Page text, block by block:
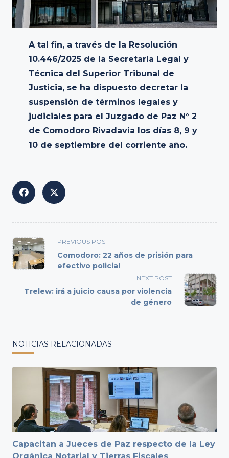
A tal fin, a través de la Resolución
10.446/2025 de la Secretaría Legal y
Técnica del Superior Tribunal de
Justicia, se ha dispuesto decretar la
suspensión de términos legales y
judiciales para el Juzgado de Paz N° 2
de Comodoro Rivadavia los días 8, 9 y
10 de septiembre del corriente año.
<span
class="nav-
subtitle
reader-
PREVIOUS POST
Comodoro: 22 años de prisión para
efectivo policial
NEXT POST
Trelew: irá a juicio causa por violencia
de género
NOTICIAS RELACIONADAS
Capacitan a Jueces de Paz respecto de la Ley